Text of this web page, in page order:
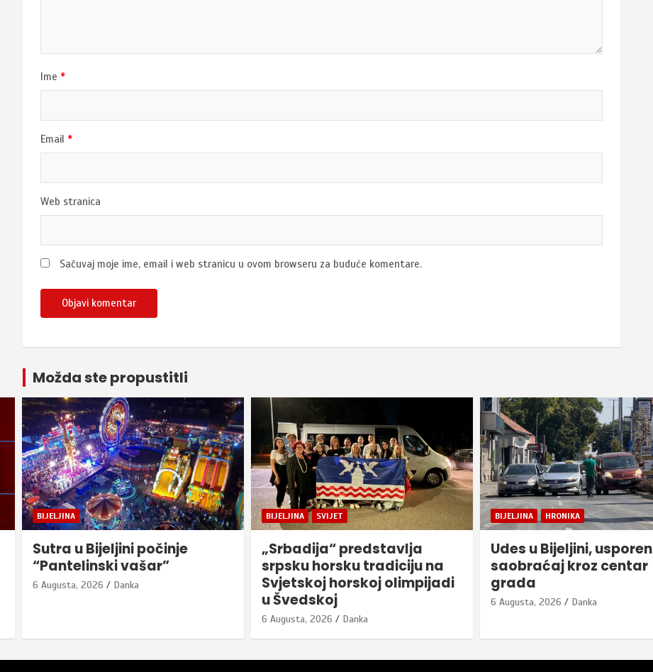
Ime *
Email *
Web stranica
Sačuvaj moje ime, email i web stranicu u ovom browseru za buduće komentare.
Možda ste propustitli
BIJELJINA
Sutra u Bijeljini počinje
“Pantelinski vašar”
6 Augusta, 2026 Danka
BIJELJINA SVIJET
„Srbadija“ predstavlja
srpsku horsku tradiciju na
Svjetskoj horskoj olimpijadi
u Švedskoj
6 Augusta, 2026 Danka
BIJELJINA HRONIKA
Udes u Bijeljini, usporen
saobraćaj kroz centar
grada
6 Augusta, 2026 Danka